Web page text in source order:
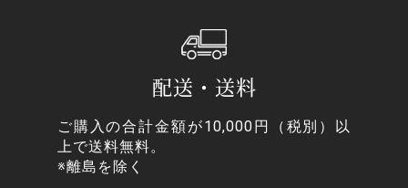
配送・送料
ご購入の合計金額が10,000円（税別）以
上で送料無料。
※離島を除く